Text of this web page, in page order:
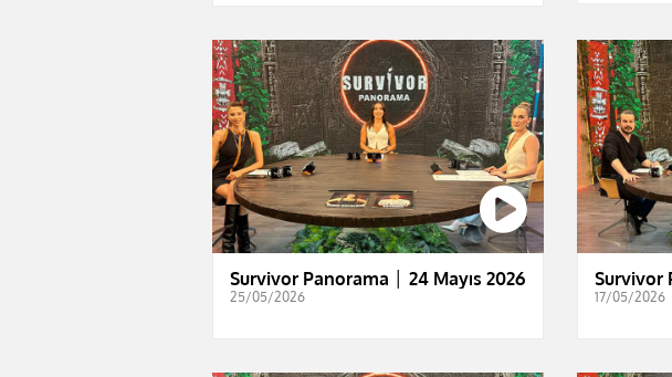
Survivor Panorama │ 24 Mayıs 2026
25/05/2026
Survivor
17/05/2026